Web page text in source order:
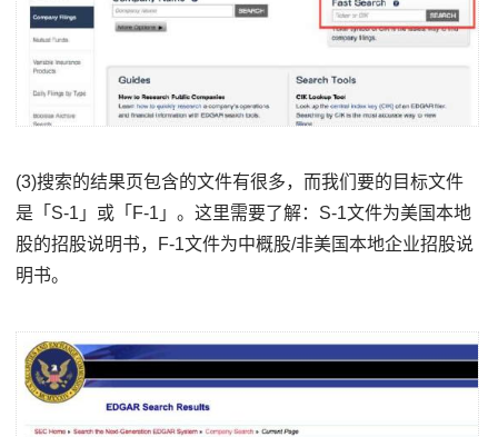
(3)搜索的结果页包含的文件有很多，而我们要的目标文件
是「S-1」或「F-1」。这里需要了解：S-1文件为美国本地
股的招股说明书，F-1文件为中概股/非美国本地企业招股说
明书。